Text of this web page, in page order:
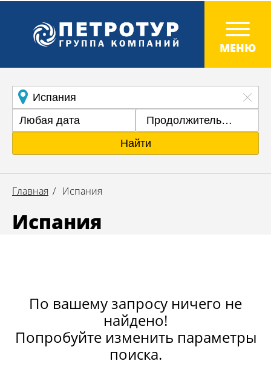
Продолжительность
Найти
Главная Испания
Испания
По вашему запросу ничего не
найдено!
Попробуйте изменить параметры
поиска.